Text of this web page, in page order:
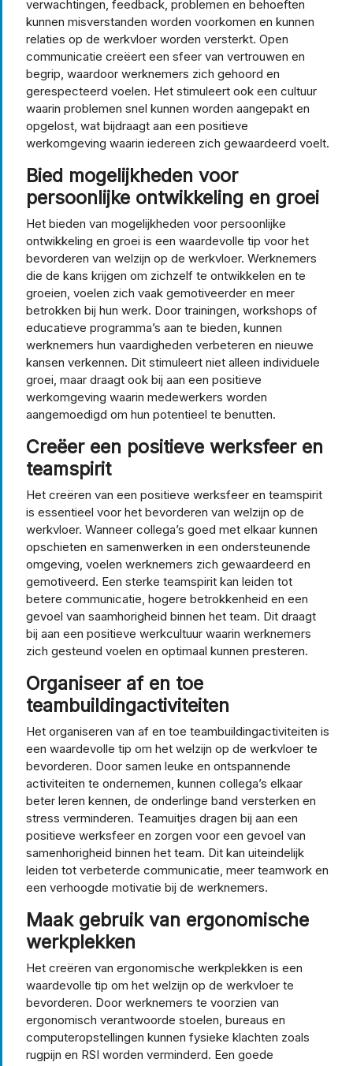
verwachtingen, feedback, problemen en behoeften
kunnen misverstanden worden voorkomen en kunnen
relaties op de werkvloer worden versterkt. Open
communicatie creëert een sfeer van vertrouwen en
begrip, waardoor werknemers zich gehoord en
gerespecteerd voelen. Het stimuleert ook een cultuur
waarin problemen snel kunnen worden aangepakt en
opgelost, wat bijdraagt aan een positieve
werkomgeving waarin iedereen zich gewaardeerd voelt.
Bied mogelijkheden voor
persoonlijke ontwikkeling en groei
Het bieden van mogelijkheden voor persoonlijke
ontwikkeling en groei is een waardevolle tip voor het
bevorderen van welzijn op de werkvloer. Werknemers
die de kans krijgen om zichzelf te ontwikkelen en te
groeien, voelen zich vaak gemotiveerder en meer
betrokken bij hun werk. Door trainingen, workshops of
educatieve programma’s aan te bieden, kunnen
werknemers hun vaardigheden verbeteren en nieuwe
kansen verkennen. Dit stimuleert niet alleen individuele
groei, maar draagt ook bij aan een positieve
werkomgeving waarin medewerkers worden
aangemoedigd om hun potentieel te benutten.
Creëer een positieve werksfeer en
teamspirit
Het creëren van een positieve werksfeer en teamspirit
is essentieel voor het bevorderen van welzijn op de
werkvloer. Wanneer collega’s goed met elkaar kunnen
opschieten en samenwerken in een ondersteunende
omgeving, voelen werknemers zich gewaardeerd en
gemotiveerd. Een sterke teamspirit kan leiden tot
betere communicatie, hogere betrokkenheid en een
gevoel van saamhorigheid binnen het team. Dit draagt
bij aan een positieve werkcultuur waarin werknemers
zich gesteund voelen en optimaal kunnen presteren.
Organiseer af en toe
teambuildingactiviteiten
Het organiseren van af en toe teambuildingactiviteiten is
een waardevolle tip om het welzijn op de werkvloer te
bevorderen. Door samen leuke en ontspannende
activiteiten te ondernemen, kunnen collega’s elkaar
beter leren kennen, de onderlinge band versterken en
stress verminderen. Teamuitjes dragen bij aan een
positieve werksfeer en zorgen voor een gevoel van
samenhorigheid binnen het team. Dit kan uiteindelijk
leiden tot verbeterde communicatie, meer teamwork en
een verhoogde motivatie bij de werknemers.
Maak gebruik van ergonomische
werkplekken
Het creëren van ergonomische werkplekken is een
waardevolle tip om het welzijn op de werkvloer te
bevorderen. Door werknemers te voorzien van
ergonomisch verantwoorde stoelen, bureaus en
computeropstellingen kunnen fysieke klachten zoals
rugpijn en RSI worden verminderd. Een goede